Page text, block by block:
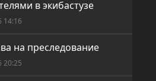
в экибастузе
14:16
на преследование
20:25